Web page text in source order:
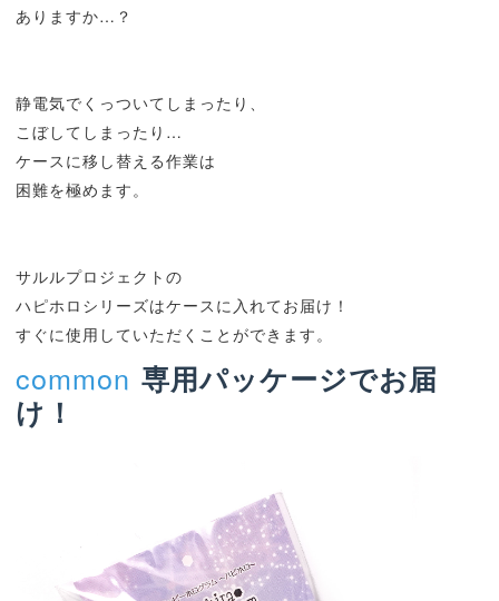
ありますか…？
静電気でくっついてしまったり、
こぼしてしまったり…
ケースに移し替える作業は
困難を極めます。
サルルプロジェクトの
ハピホロシリーズはケースに入れてお届け！
すぐに使用していただくことができます。
common 専用パッケージでお届
け！